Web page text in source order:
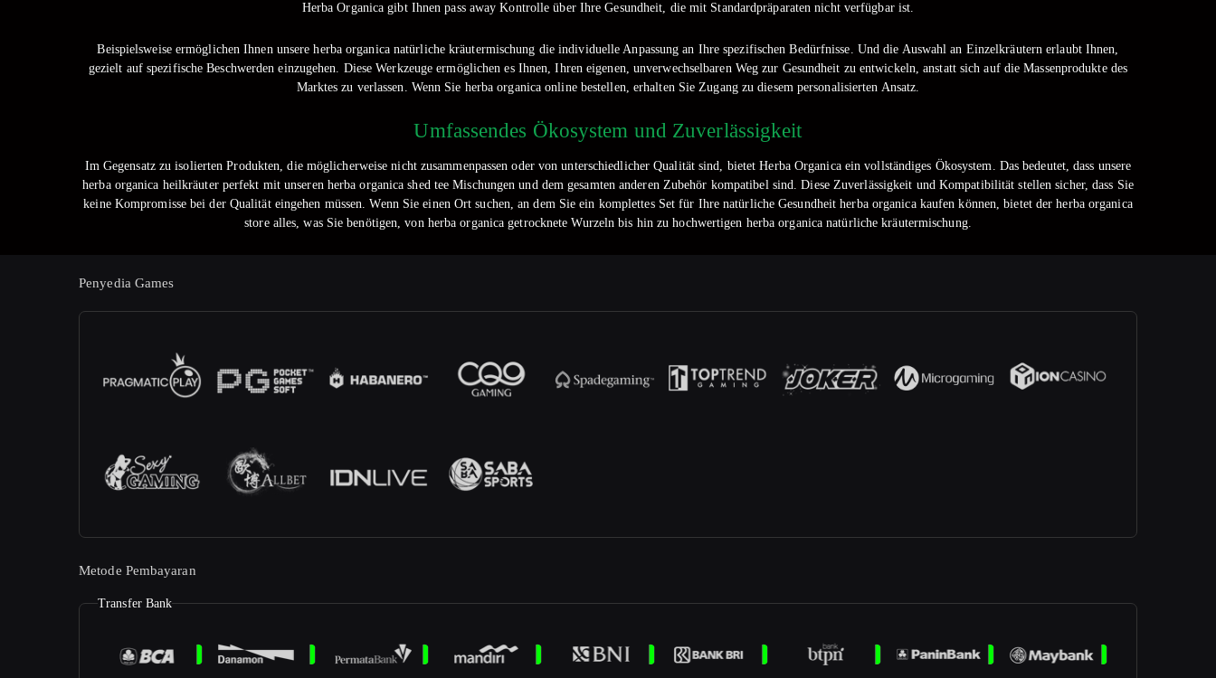
Herba Organica gibt Ihnen pass away Kontrolle über Ihre Gesundheit, die mit Standardpräparaten nicht verfügbar ist.
Beispielsweise ermöglichen Ihnen unsere herba organica natürliche kräutermischung die individuelle Anpassung an Ihre spezifischen Bedürfnisse. Und die Auswahl an Einzelkräutern erlaubt Ihnen,
gezielt auf spezifische Beschwerden einzugehen. Diese Werkzeuge ermöglichen es Ihnen, Ihren eigenen, unverwechselbaren Weg zur Gesundheit zu entwickeln, anstatt sich auf die Massenprodukte des
Marktes zu verlassen. Wenn Sie herba organica online bestellen, erhalten Sie Zugang zu diesem personalisierten Ansatz.
Umfassendes Ökosystem und Zuverlässigkeit
Im Gegensatz zu isolierten Produkten, die möglicherweise nicht zusammenpassen oder von unterschiedlicher Qualität sind, bietet Herba Organica ein vollständiges Ökosystem. Das bedeutet, dass unsere
herba organica heilkräuter perfekt mit unseren herba organica shed tee Mischungen und dem gesamten anderen Zubehör kompatibel sind. Diese Zuverlässigkeit und Kompatibilität stellen sicher, dass Sie
keine Kompromisse bei der Qualität eingehen müssen. Wenn Sie einen Ort suchen, an dem Sie ein komplettes Set für Ihre natürliche Gesundheit herba organica kaufen können, bietet der herba organica
store alles, was Sie benötigen, von herba organica getrocknete Wurzeln bis hin zu hochwertigen herba organica natürliche kräutermischung.
Penyedia Games
Metode Pembayaran
Transfer Bank